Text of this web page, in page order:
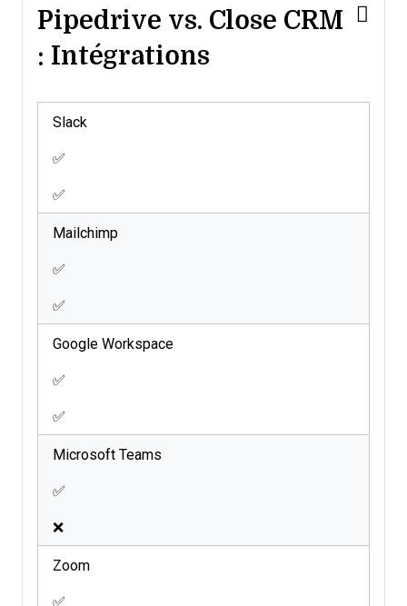
Pipedrive vs. Close CRM
: Intégrations
Slack
✅
✅
Mailchimp
✅
✅
Google Workspace
✅
✅
Microsoft Teams
✅
❌
Zoom
✅